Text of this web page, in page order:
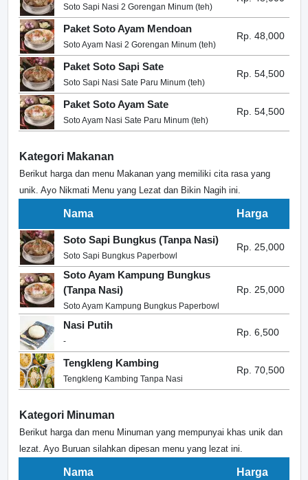
Soto Sapi Nasi 2 Gorengan Minum (teh)
Paket Soto Ayam Mendoan
Soto Ayam Nasi 2 Gorengan Minum (teh)
Rp. 48,000
Paket Soto Sapi Sate
Soto Sapi Nasi Sate Paru Minum (teh)
Rp. 54,500
Paket Soto Ayam Sate
Soto Ayam Nasi Sate Paru Minum (teh)
Rp. 54,500
Kategori Makanan
Berikut harga dan menu Makanan yang memiliki cita rasa yang
unik. Ayo Nikmati Menu yang Lezat dan Bikin Nagih ini.
Nama Harga
Soto Sapi Bungkus (Tanpa Nasi)
Soto Sapi Bungkus Paperbowl
Rp. 25,000
Soto Ayam Kampung Bungkus
(Tanpa Nasi)
Soto Ayam Kampung Bungkus Paperbowl
Rp. 25,000
Nasi Putih
-
Rp. 6,500
Tengkleng Kambing
Tengkleng Kambing Tanpa Nasi
Rp. 70,500
Kategori Minuman
Berikut harga dan menu Minuman yang mempunyai khas unik dan
lezat. Ayo Buruan silahkan dipesan menu yang lezat ini.
Nama Harga